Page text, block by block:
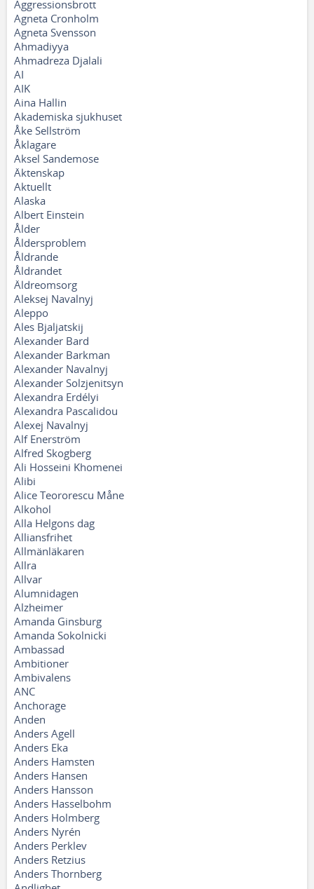
Aggressionsbrott
Agneta Cronholm
Agneta Svensson
Ahmadiyya
Ahmadreza Djalali
AI
AIK
Aina Hallin
Akademiska sjukhuset
Åke Sellström
Åklagare
Aksel Sandemose
Äktenskap
Aktuellt
Alaska
Albert Einstein
Ålder
Åldersproblem
Åldrande
Åldrandet
Äldreomsorg
Aleksej Navalnyj
Aleppo
Ales Bjaljatskij
Alexander Bard
Alexander Barkman
Alexander Navalnyj
Alexander Solzjenitsyn
Alexandra Erdélyi
Alexandra Pascalidou
Alexej Navalnyj
Alf Enerström
Alfred Skogberg
Ali Hosseini Khomenei
Alibi
Alice Teororescu Måne
Alkohol
Alla Helgons dag
Alliansfrihet
Allmänläkaren
Allra
Allvar
Alumnidagen
Alzheimer
Amanda Ginsburg
Amanda Sokolnicki
Ambassad
Ambitioner
Ambivalens
ANC
Anchorage
Anden
Anders Agell
Anders Eka
Anders Hamsten
Anders Hansen
Anders Hansson
Anders Hasselbohm
Anders Holmberg
Anders Nyrén
Anders Perklev
Anders Retzius
Anders Thornberg